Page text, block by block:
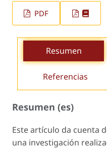
PDF
Resumen
Referencias
Resumen (es)
Este artículo da cuenta
una investigación